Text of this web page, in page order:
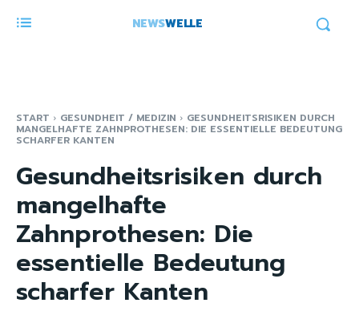
NEWSWELLE
START GESUNDHEIT / MEDIZIN GESUNDHEITSRISIKEN DURCH
MANGELHAFTE ZAHNPROTHESEN: DIE ESSENTIELLE BEDEUTUNG
SCHARFER KANTEN
Gesundheitsrisiken durch
mangelhafte
Zahnprothesen: Die
essentielle Bedeutung
scharfer Kanten